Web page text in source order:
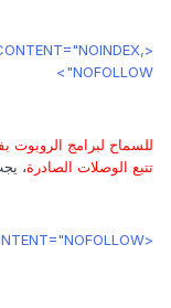
NOFOLLOW">
للسماح لبرامج الروبوت
تتبع الوصلات الصادرة،
<META NAME="ROBOTS" CONTENT="NOFOLLOW">